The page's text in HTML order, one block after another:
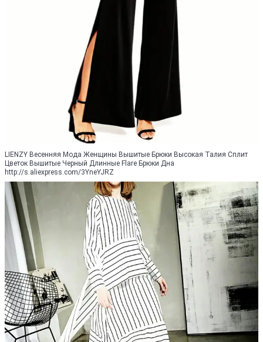
LIENZY Весенняя Мода Женщины Вышитые Брюки Высокая Талия Сплит
Цветок Вышитые Черный Длинные Flare Брюки Дна
http://s.aliexpress.com/3YneYJRZ